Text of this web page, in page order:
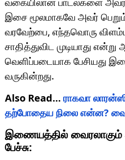
இசை மூலமாகவே அவர்
வரவேற்பை, எந்தவொரு
சாதித்துவிட முடியாது என்று
வெளிப்படையாக பேசியது
வருகின்றது.
Also Read… ராகவா
தற்போதைய நிலை என்ன?
இணையத்தில் வைரலாகும்
பேச்சு: